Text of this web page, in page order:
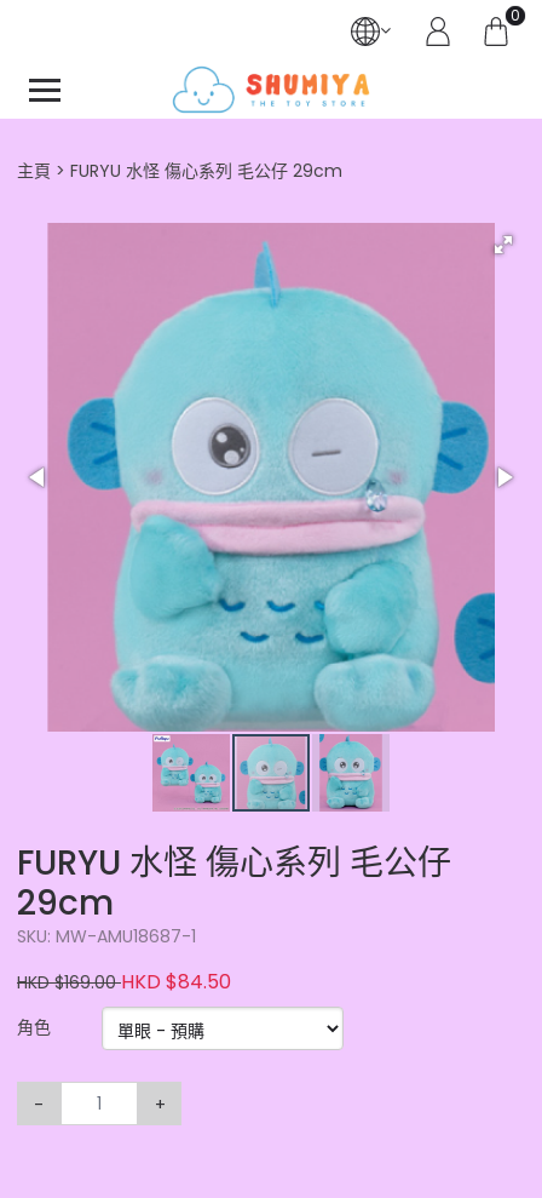
0
主頁 FURYU 水怪 傷心系列 毛公仔 29cm
FURYU 水怪 傷心系列 毛公仔
29cm
SKU: MW-AMU18687-1
HKD $169.00HKD $84.50
角色
- +